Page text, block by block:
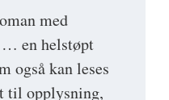
med
en helstøpt
også kan leses
til opplysning,